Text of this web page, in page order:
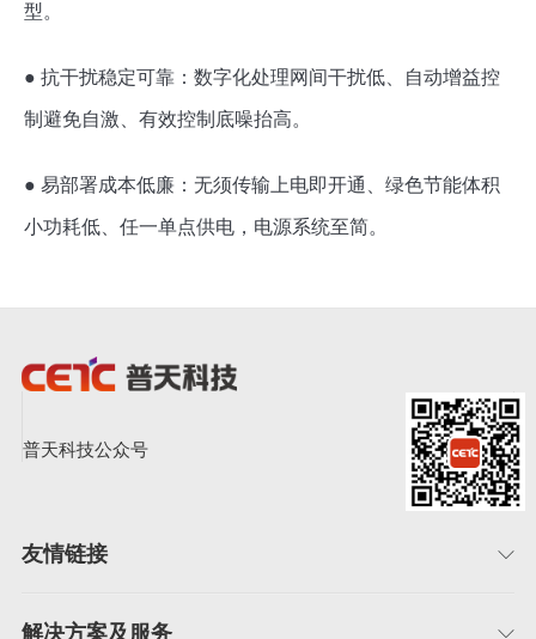
型。
● 抗干扰稳定可靠：数字化处理网间干扰低、自动增益控
制避免自激、有效控制底噪抬高。
● 易部署成本低廉：无须传输上电即开通、绿色节能体积
小功耗低、任一单点供电，电源系统至简。
普天科技公众号
友情链接
解决方案及服务